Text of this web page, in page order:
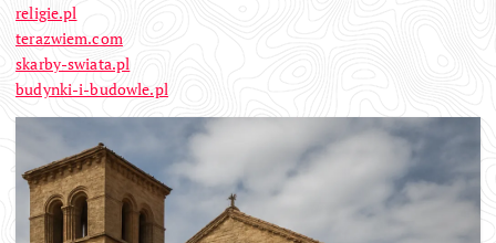
religie.pl
terazwiem.com
skarby-swiata.pl
budynki-i-budowle.pl